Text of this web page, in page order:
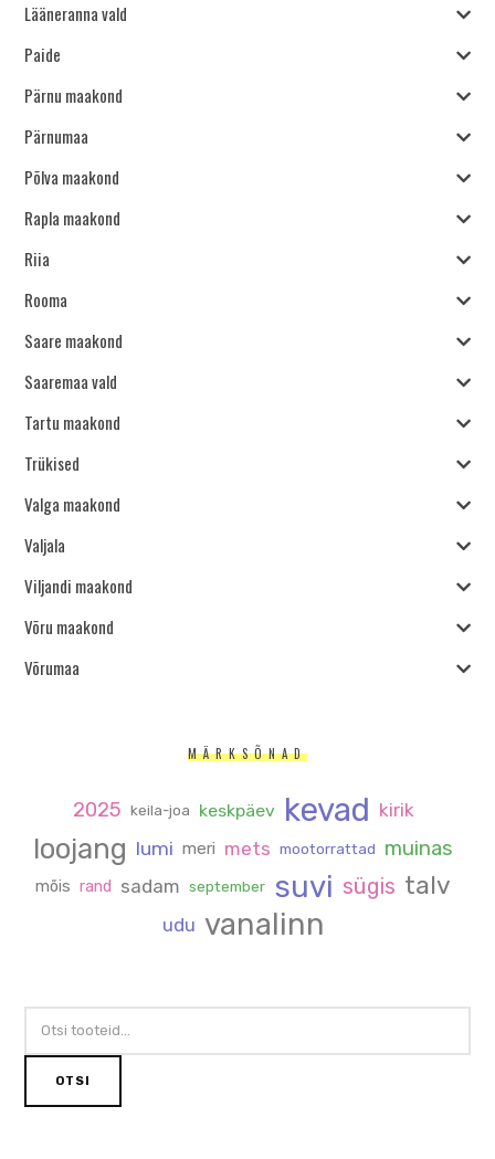
Lääneranna vald
Paide
Pärnu maakond
Pärnumaa
Põlva maakond
Rapla maakond
Riia
Rooma
Saare maakond
Saaremaa vald
Tartu maakond
Trükised
Valga maakond
Valjala
Viljandi maakond
Võru maakond
Võrumaa
MÄRKSÕNAD
2025 keila-joa keskpäev kevad kirik
loojang lumi meri mets mootorrattad muinas
mõis rand sadam september suvi sügis talv
udu vanalinn
OTSI